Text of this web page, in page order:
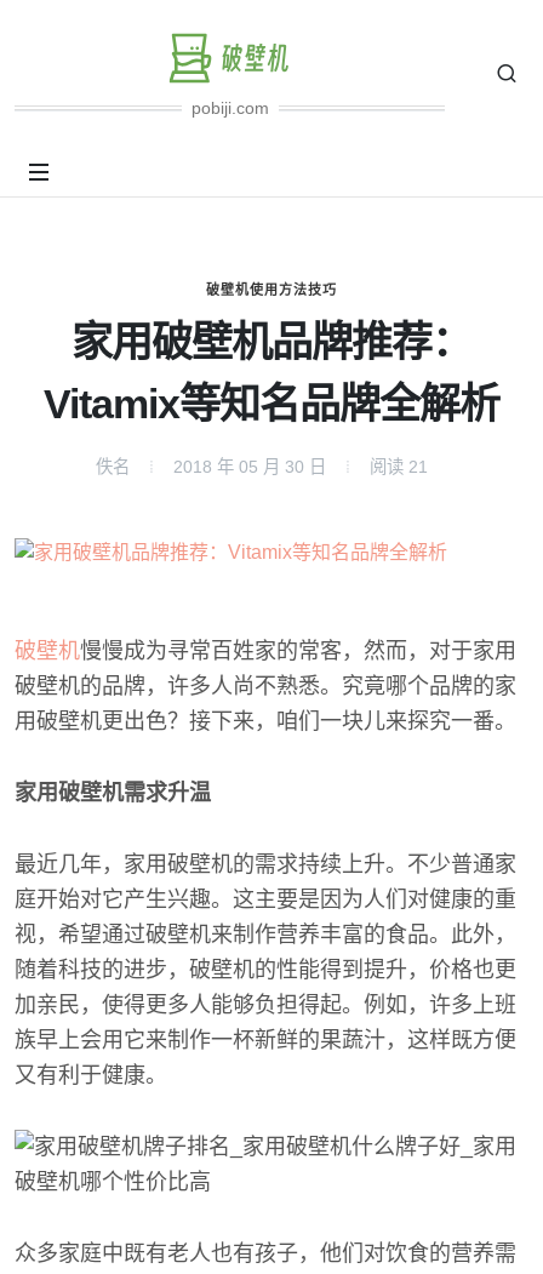
pobiji.com
破壁机使用方法技巧
家用破壁机品牌推荐：
Vitamix等知名品牌全解析
佚名 2018 年 05 月 30 日 阅读 21
破壁机慢慢成为寻常百姓家的常客，然而，对于家用
破壁机的品牌，许多人尚不熟悉。究竟哪个品牌的家
用破壁机更出色？接下来，咱们一块儿来探究一番。
家用破壁机需求升温
最近几年，家用破壁机的需求持续上升。不少普通家
庭开始对它产生兴趣。这主要是因为人们对健康的重
视，希望通过破壁机来制作营养丰富的食品。此外，
随着科技的进步，破壁机的性能得到提升，价格也更
加亲民，使得更多人能够负担得起。例如，许多上班
族早上会用它来制作一杯新鲜的果蔬汁，这样既方便
又有利于健康。
众多家庭中既有老人也有孩子，他们对饮食的营养需